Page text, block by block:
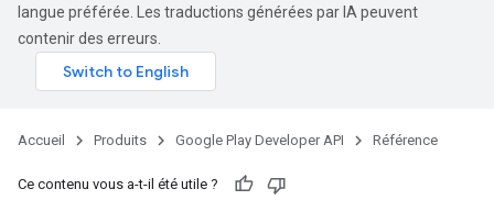
langue préférée. Les traductions générées par IA peuvent
contenir des erreurs.
Accueil Produits Google Play Developer API Référence
Ce contenu vous a-t-il été utile ?